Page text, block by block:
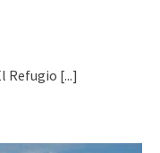
Refugio [...]